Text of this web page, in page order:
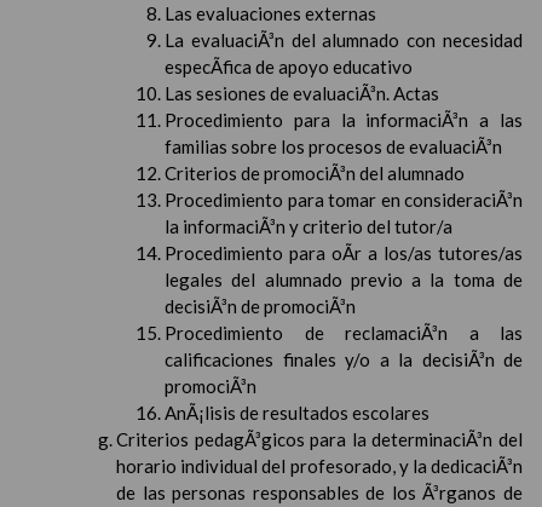
Las evaluaciones externas
La evaluaciÃ³n del alumnado con necesidad
especÃ­fica de apoyo educativo
Las sesiones de evaluaciÃ³n. Actas
Procedimiento para la informaciÃ³n a las
familias sobre los procesos de evaluaciÃ³n
Criterios de promociÃ³n del alumnado
Procedimiento para tomar en consideraciÃ³n
la informaciÃ³n y criterio del tutor/a
Procedimiento para oÃ­r a los/as tutores/as
legales del alumnado previo a la toma de
decisiÃ³n de promociÃ³n
Procedimiento de reclamaciÃ³n a las
calificaciones finales y/o a la decisiÃ³n de
promociÃ³n
AnÃ¡lisis de resultados escolares
Criterios pedagÃ³gicos para la determinaciÃ³n del
horario individual del profesorado, y la dedicaciÃ³n
de las personas responsables de los Ã³rganos de